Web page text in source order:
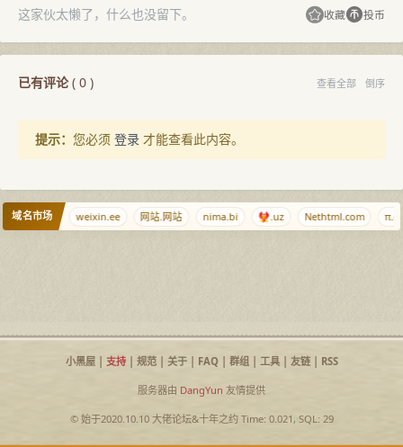
这家伙太懒了，什么也没留下。 收藏 投币
已有评论( 0 ) 查看全部 倒序
提示： 您必须 登录 才能查看此内容。
域名市场
lol.cm weixin.ee 网站.网站 nima.bi 🐦‍🔥.uz Nethtml.com
小黑屋| 支持| 规范| 关于| FAQ| 群组| 工具| 友链| RSS
服务器由 DangYun 友情提供
© 始于2020.10.10 大佬论坛&十年之约Time: 0.021, SQL: 29